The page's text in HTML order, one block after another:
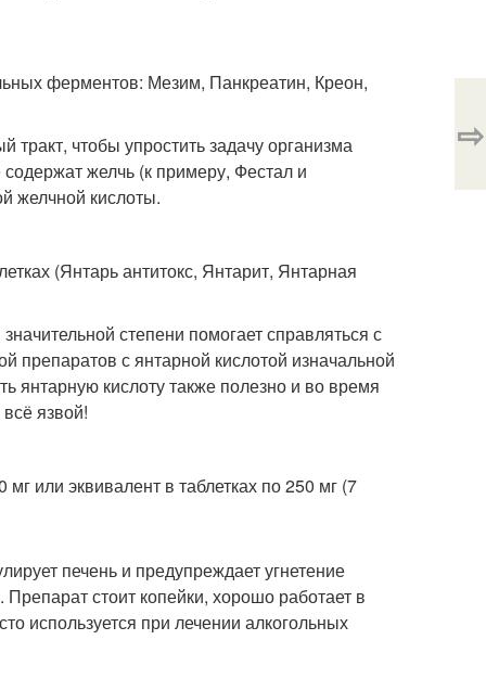
ферментов: Мезим, Панкреатин, Креон,
тракт, чтобы упростить задачу организма
желчь (к примеру, Фестал и
желчной кислоты.
(Янтарь антитокс, Янтарит, Янтарная
степени помогает справляться с
препаратов с янтарной кислотой изначальной
янтарную кислоту также полезно и во время
язвой!
или эквивалент в таблетках по 250 мг (7
печень и предупреждает угнетение
стоит копейки, хорошо работает в
используется при лечении алкогольных
⇨